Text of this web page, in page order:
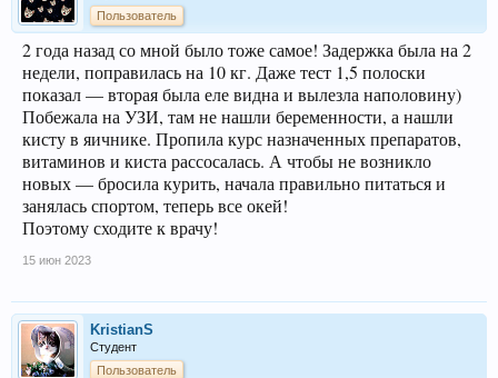
Пользователь
2 года назад со мной было тоже самое! Задержка была на 2
недели, поправилась на 10 кг. Даже тест 1,5 полоски
показал — вторая была еле видна и вылезла наполовину)
Побежала на УЗИ, там не нашли беременности, а нашли
кисту в яичнике. Пропила курс назначенных препаратов,
витаминов и киста рассосалась. А чтобы не возникло
новых — бросила курить, начала правильно питаться и
занялась спортом, теперь все окей!
Поэтому сходите к врачу!
15 июн 2023
KristianS
Студент
Пользователь